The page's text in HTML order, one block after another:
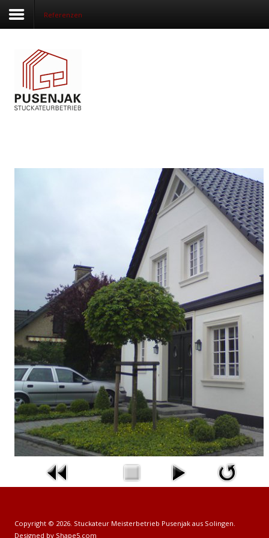
Startseite
Über uns
Kompetenzen
Referenzen
Copyright © 2026. Stuckateur Meisterbetrieb Pusenjak aus Solingen.
Designed by Shape5.com